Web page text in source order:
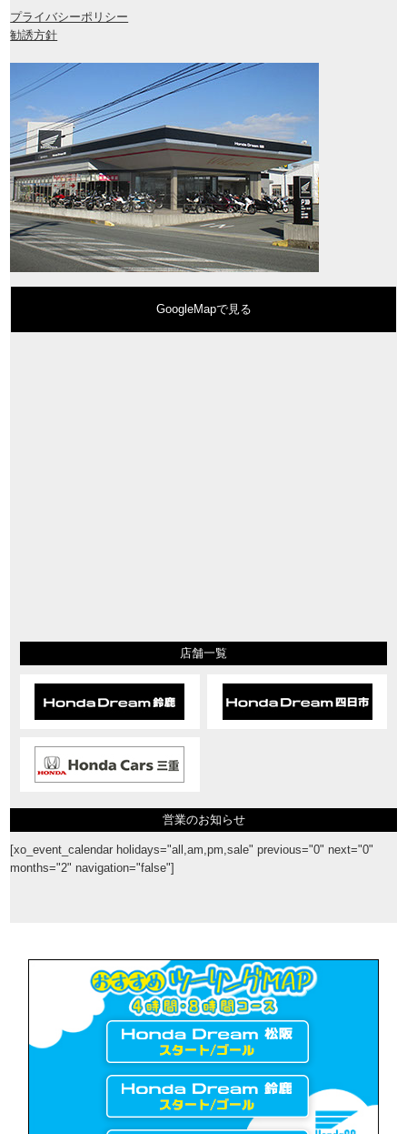
プライバシーポリシー
勧誘方針
GoogleMapで見る
店舗一覧
営業のお知らせ
[xo_event_calendar holidays="all,am,pm,sale" previous="0" next="0"
months="2" navigation="false"]